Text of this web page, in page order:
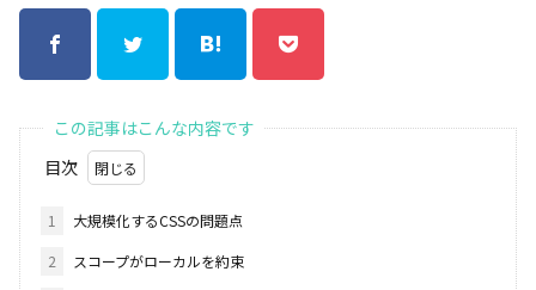
目次
1
大規模化するCSSの問題点
2
スコープがローカルを約束